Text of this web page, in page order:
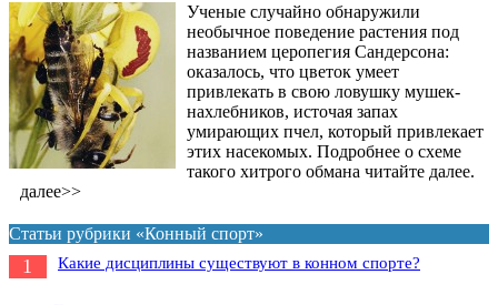
Ученые случайно обнаружили
необычное поведение растения под
названием церопегия Сандерсона:
оказалось, что цветок умеет
привлекать в свою ловушку мушек-
нахлебников, источая запах
умирающих пчел, который привлекает
этих насекомых. Подробнее о схеме
такого хитрого обмана читайте далее.
далее>>
Статьи рубрики «Конный спорт»
1 Какие дисциплины существуют в конном спорте?